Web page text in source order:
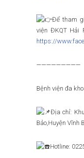
Để tham
viện ĐKQT Hải
https://
—————————
Bệnh viện đa
Địa chỉ:
Bảo,Huyện Vĩnh
Hotline: